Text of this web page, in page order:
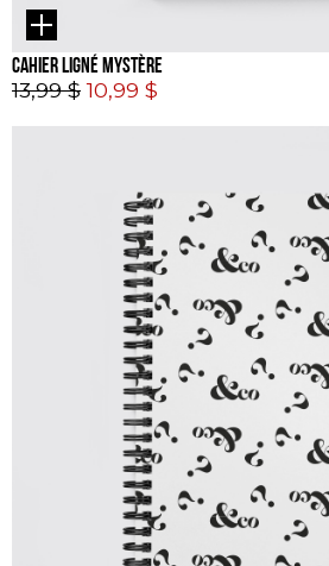
Cahier ligné Mystère
13,99 $ 10,99 $